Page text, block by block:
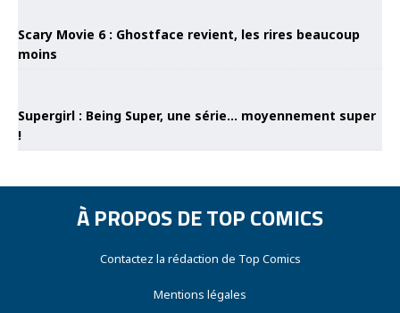
Scary Movie 6 : Ghostface revient, les rires beaucoup
moins
Supergirl : Being Super, une série… moyennement super
!
À PROPOS DE TOP COMICS
Contactez la rédaction de Top Comics
Mentions légales